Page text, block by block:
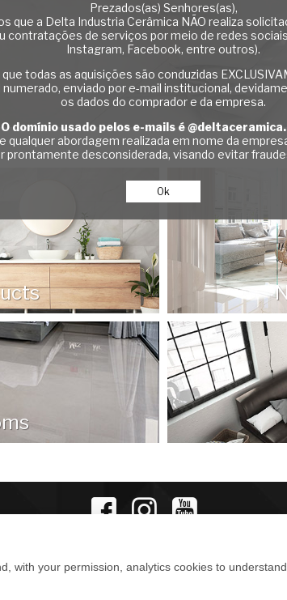
Prezados(as) Senhores(as),
que a Delta Industria Cerâmica NÃO realiza
contratações de serviços por meio de redes
Instagram, Facebook, entre outros).
todas as aquisições são conduzidas
numerado, enviado por e-mail institucional,
os dados do comprador e da empresa.
O domínio usado pelos e-mails é
qualquer abordagem realizada em nome da
prontamente desconsiderada, visando evitar
Ok
with your permission, analytics cookies to